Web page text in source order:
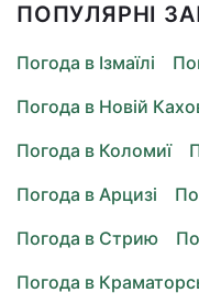
ПОПУЛЯРНІ
Погода в Ізмаїлі
Погода в Новій
Погода в Коломиї
Погода в Арцизі
Погода в Стрию
Погода в